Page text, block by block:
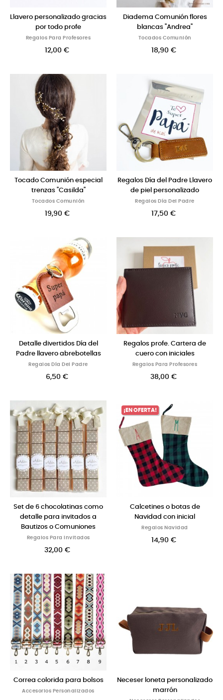
Llavero personalizado gracias
por todo profe
Regalos Para Profesores
12,00 €
Diadema Comunión flores
blancas "Andrea"
Tocados Comunión
18,90 €
Tocado Comunión especial
trenzas "Casilda"
Tocados Comunión
19,90 €
Regalos Día del Padre Llavero
de piel personalizado
Regalos Día Del Padre
17,50 €
Detalle divertidos Día del
Padre llavero abrebotellas
Regalos Día Del Padre
6,50 €
Regalos profe. Cartera de
cuero con iniciales
Regalos Para Profesores
38,00 €
Set de 6 chocolatinas como
detalle para invitados a
Bautizos o Comuniones
Regalos Para Invitados
32,00 €
¡EN OFERTA!
Calcetines o botas de
Navidad con inicial
Regalos Navidad
14,90 €
Correa colorida para bolsos
Accesorios Personalizados
Neceser loneta personalizado
marrón